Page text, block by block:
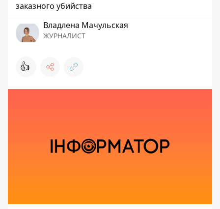
заказного убийства
Владлена Мачульская
ЖУРНАЛИСТ
👍